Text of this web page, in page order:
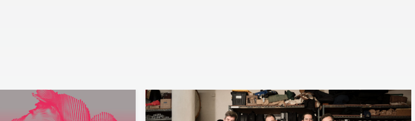
monetario nelle seguenti
sullo stesso strumento di pagamento
di procedere ad alcuna richiesta di